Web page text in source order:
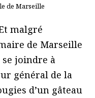
de Marseille
malgré
de Marseille
joindre à
général de la
d’un gâteau